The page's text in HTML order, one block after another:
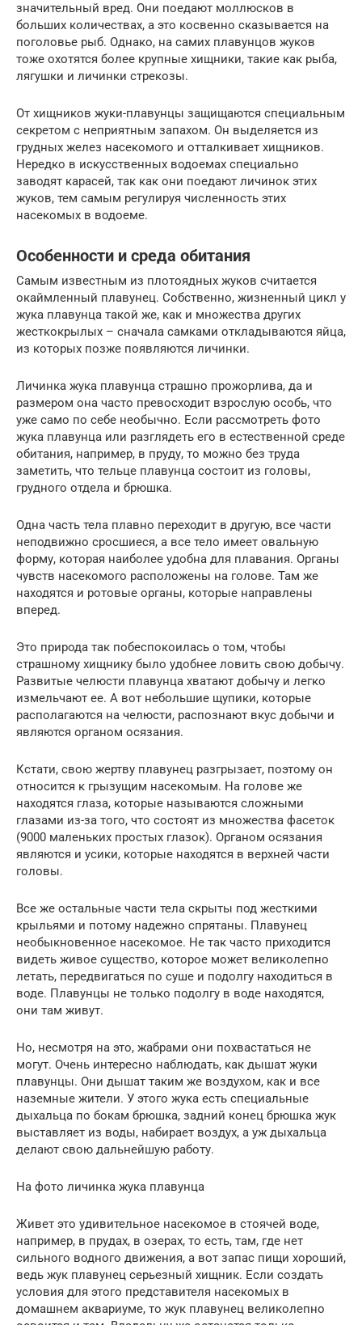
значительный вред. Они поедают моллюсков в
больших количествах, а это косвенно сказывается на
поголовье рыб. Однако, на самих плавунцов жуков
тоже охотятся более крупные хищники, такие как рыба,
лягушки и личинки стрекозы.
От хищников жуки-плавунцы защищаются специальным
секретом с неприятным запахом. Он выделяется из
грудных желез насекомого и отталкивает хищников.
Нередко в искусственных водоемах специально
заводят карасей, так как они поедают личинок этих
жуков, тем самым регулируя численность этих
насекомых в водоеме.
Особенности и среда обитания
Самым известным из плотоядных жуков считается
окаймленный плавунец. Собственно, жизненный цикл у
жука плавунца такой же, как и множества других
жесткокрылых – сначала самками откладываются яйца,
из которых позже появляются личинки.
Личинка жука плавунца страшно прожорлива, да и
размером она часто превосходит взрослую особь, что
уже само по себе необычно. Если рассмотреть фото
жука плавунца или разглядеть его в естественной среде
обитания, например, в пруду, то можно без труда
заметить, что тельце плавунца состоит из головы,
грудного отдела и брюшка.
Одна часть тела плавно переходит в другую, все части
неподвижно сросшиеся, а все тело имеет овальную
форму, которая наиболее удобна для плавания. Органы
чувств насекомого расположены на голове. Там же
находятся и ротовые органы, которые направлены
вперед.
Это природа так побеспокоилась о том, чтобы
страшному хищнику было удобнее ловить свою добычу.
Развитые челюсти плавунца хватают добычу и легко
измельчают ее. А вот небольшие щупики, которые
располагаются на челюсти, распознают вкус добычи и
являются органом осязания.
Кстати, свою жертву плавунец разгрызает, поэтому он
относится к грызущим насекомым. На голове же
находятся глаза, которые называются сложными
глазами из-за того, что состоят из множества фасеток
(9000 маленьких простых глазок). Органом осязания
являются и усики, которые находятся в верхней части
головы.
Все же остальные части тела скрыты под жесткими
крыльями и потому надежно спрятаны. Плавунец
необыкновенное насекомое. Не так часто приходится
видеть живое существо, которое может великолепно
летать, передвигаться по суше и подолгу находиться в
воде. Плавунцы не только подолгу в воде находятся,
они там живут.
Но, несмотря на это, жабрами они похвастаться не
могут. Очень интересно наблюдать, как дышат жуки
плавунцы. Они дышат таким же воздухом, как и все
наземные жители. У этого жука есть специальные
дыхальца по бокам брюшка, задний конец брюшка жук
выставляет из воды, набирает воздух, а уж дыхальца
делают свою дальнейшую работу.
На фото личинка жука плавунца
Живет это удивительное насекомое в стоячей воде,
например, в прудах, в озерах, то есть, там, где нет
сильного водного движения, а вот запас пищи хороший,
ведь жук плавунец серьезный хищник. Если создать
условия для этого представителя насекомых в
домашнем аквариуме, то жук плавунец великолепно